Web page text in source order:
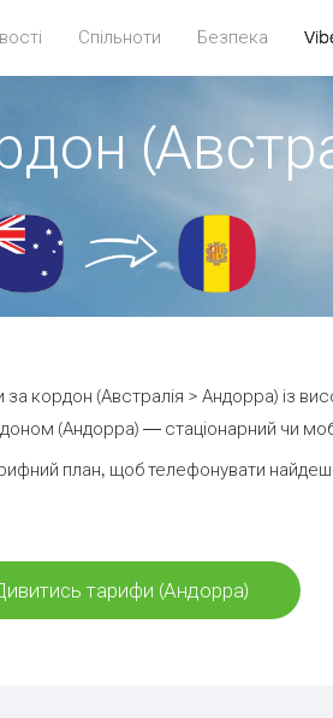
Спільноти Безпека
кордон (Австралія > Андорра) із
(Андорра) — стаціонарний чи
план, щоб телефонувати
тарифи (Андорра)